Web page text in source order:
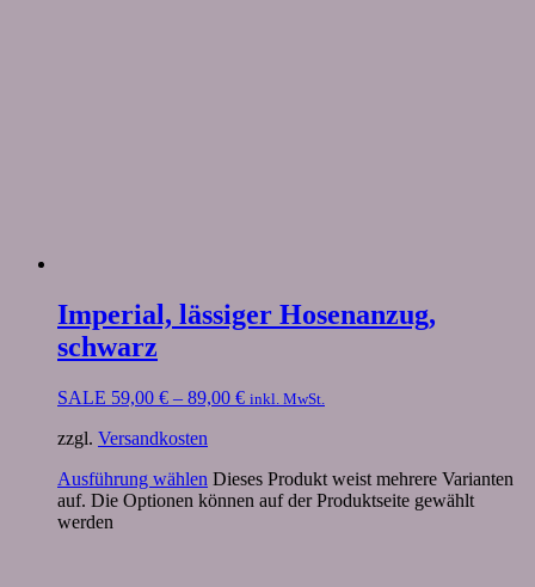
Imperial, lässiger Hosenanzug,
schwarz
SALE 59,00 € – 89,00 € inkl. MwSt.
zzgl. Versandkosten
Ausführung wählen Dieses Produkt weist mehrere Varianten
auf. Die Optionen können auf der Produktseite gewählt
werden